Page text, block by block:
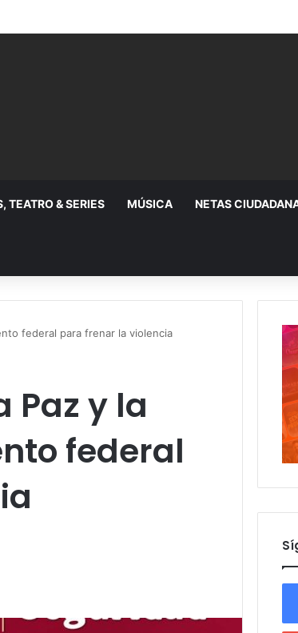
permitirán nuevo grupo de animación
TEATRO & SERIES MÚSICA NETAS
federal para frenar la violencia
Paz y la
federal